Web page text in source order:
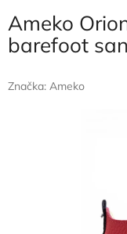
Ameko
barefoot
Značka: Ameko